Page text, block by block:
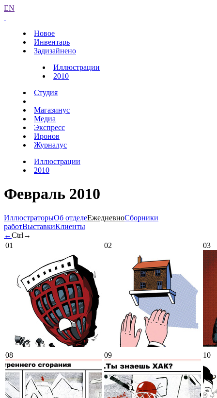
EN
Новое
Инвентарь
Задизайнено
Иллюстрации
2010
Студия
Магазинус
Медиа
Экспресс
Иронов
Журналус
Иллюстрации
2010
Февраль 2010
ИллюстраторыОб отделеЕжедневноСборники
работВыставкиКлиенты
←Ctrl →
01
02 03
08 09 10